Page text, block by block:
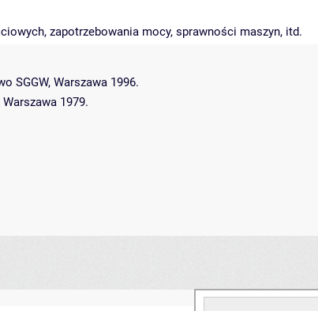
zapotrzebowania mocy, sprawności maszyn, itd.
SGGW, Warszawa 1996.
1979.